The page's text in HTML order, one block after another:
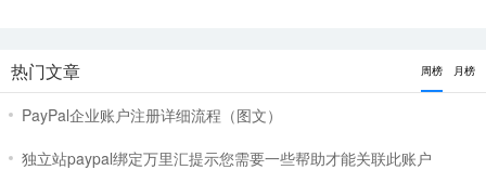
热门文章 周榜 月榜
PayPal企业账户注册详细流程（图文）
独立站paypal绑定万里汇提示您需要一些帮助才能关联此账户